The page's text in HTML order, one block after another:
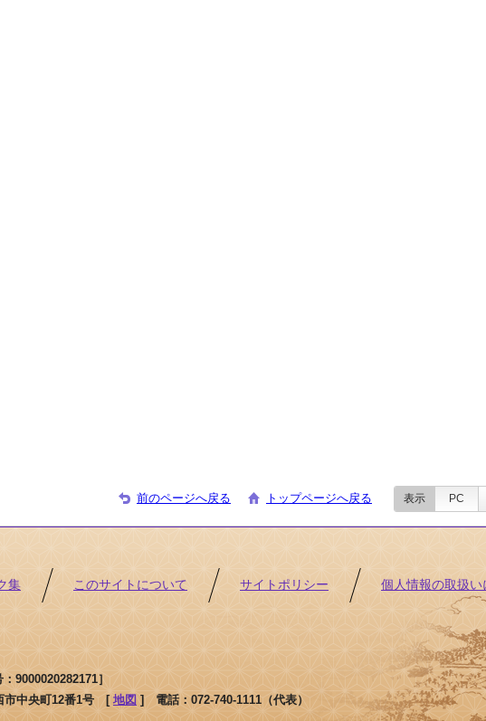
前のページへ戻る トップページへ戻る 表示 PC
集 このサイトについて サイトポリシー 個人情報の取扱い
9000020282171］
市中央町12番1号 [地図 ]電話：072-740-1111（代表）